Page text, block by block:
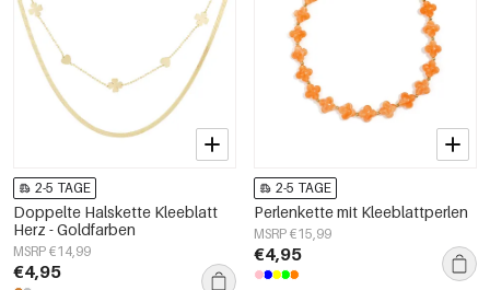
2-5 TAGE
Doppelte Halskette Kleeblatt
Herz - Goldfarben
MSRP €14,99
€4,95
2-5 TAGE
Perlenkette mit Kleeblattperlen
MSRP €15,99
€4,95